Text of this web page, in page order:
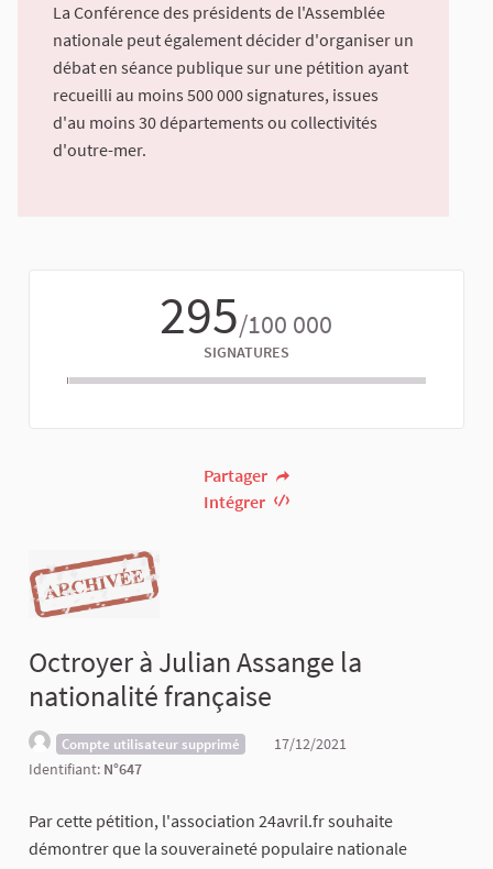
La Conférence des présidents de l'Assemblée
nationale peut également décider d'organiser un
débat en séance publique sur une pétition ayant
recueilli au moins 500 000 signatures, issues
d'au moins 30 départements ou collectivités
d'outre-mer.
295/100 000
SIGNATURES
Partager
Intégrer
Octroyer à Julian Assange la
nationalité française
Compte utilisateur supprimé
17/12/2021
Identifiant: N°647
Par cette pétition, l'association 24avril.fr souhaite
démontrer que la souveraineté populaire nationale